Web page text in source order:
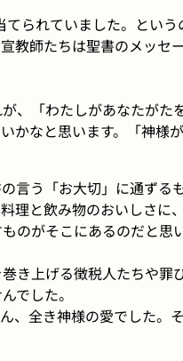
られていました。という
教師たちは聖書のメッセ
、「わたしがあなたがた
かなと思います。「神様
う「お大切」に通ずる
理と飲み物のおいしさに
のがそこにあるのだと思い
き上げる徴税人たちや
でした。
、全き神様の愛でした。